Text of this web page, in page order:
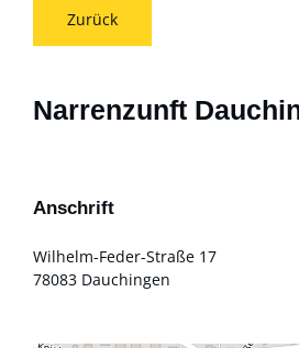
Zurück
Narrenzunft
Anschrift
Wilhelm-Feder-Straße 17
78083 Dauchingen